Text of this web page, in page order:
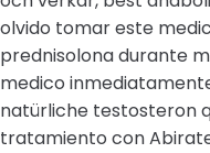
olvido tomar este
prednisolona durante
medico
natürliche testosteron
tratamiento con